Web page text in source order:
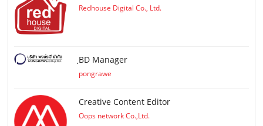
Redhouse Digital Co., Ltd.
ฺBD Manager
pongrawe
Creative Content Editor
Oops network Co.,Ltd.